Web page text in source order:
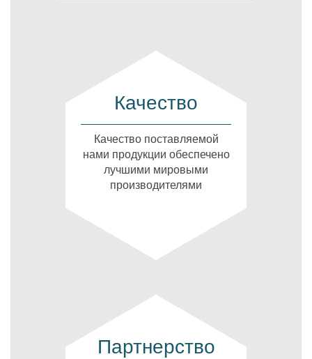
Качество
Качество поставляемой
нами продукции обеспечено
лучшими мировыми
производителями
Партнерство